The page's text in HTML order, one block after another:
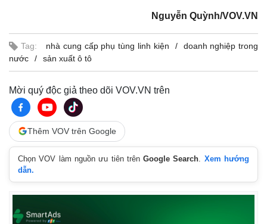
Pháp luật
Vụ án
Tin nóng
Quân sự - Quốc phòng
Vũ khí
Nguyễn Quỳnh/VOV.VN
Tag: nhà cung cấp phụ tùng linh kiện
doanh nghiệp trong
nước
sản xuất ô tô
Mời quý độc giả theo dõi VOV.VN trên
Thêm VOV trên Google
Chọn VOV làm nguồn ưu tiên trênGoogle Search
Xem hướng
dẫn.